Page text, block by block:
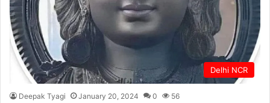
Delhi NCR
Deepak Tyagi January 20, 2024 0 56